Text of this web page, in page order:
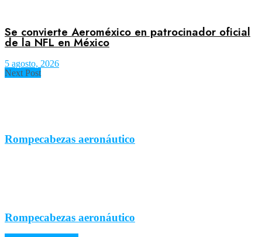
Se convierte Aeroméxico en patrocinador oficial
de la NFL en México
5 agosto, 2026
Next Post
Rompecabezas aeronáutico
Rompecabezas aeronáutico